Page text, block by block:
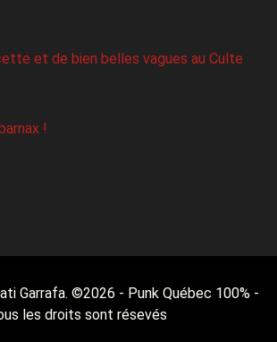
et de bien belles vagues au Culte
!
Garrafa. ©2026 - Punk Québec 100% -
les droits sont résevés